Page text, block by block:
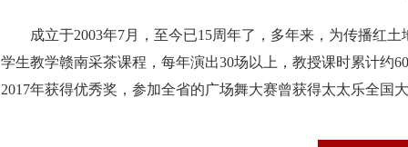
成立于2003年7月，至今已15周年了，多年来，为传播红
学生教学赣南采茶课程，每年演出30场以上，教授课时累计约
2017年获得优秀奖，参加全省的广场舞大赛曾获得太太乐全国